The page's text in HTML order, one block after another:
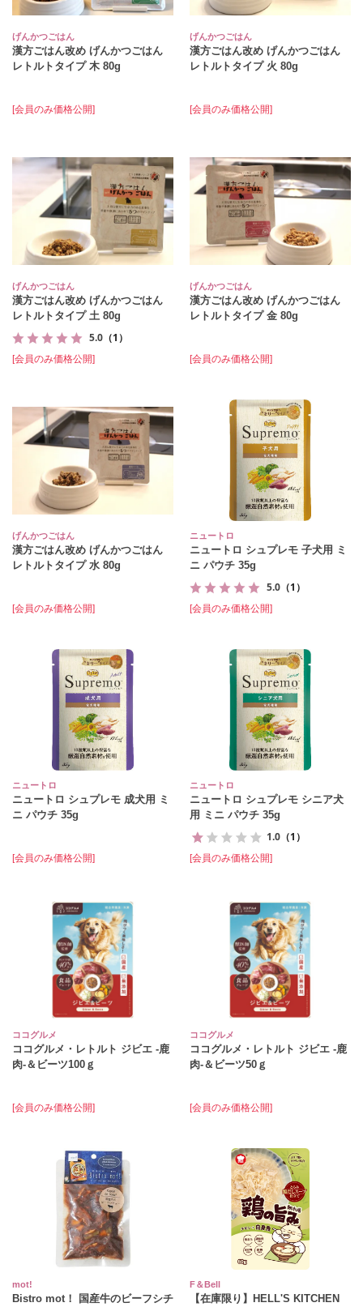
げんかつごはん
漢方ごはん改め げんかつごはん
レトルトタイプ 木 80g
[会員のみ価格公開]
げんかつごはん
漢方ごはん改め げんかつごはん
レトルトタイプ 火 80g
[会員のみ価格公開]
げんかつごはん
漢方ごはん改め げんかつごはん
レトルトタイプ 土 80g
5.0 （1）
[会員のみ価格公開]
げんかつごはん
漢方ごはん改め げんかつごはん
レトルトタイプ 金 80g
[会員のみ価格公開]
げんかつごはん
漢方ごはん改め げんかつごはん
レトルトタイプ 水 80g
[会員のみ価格公開]
ニュートロ
ニュートロ シュプレモ 子犬用 ミ
ニ パウチ 35g
5.0 （1）
[会員のみ価格公開]
ニュートロ
ニュートロ シュプレモ 成犬用 ミ
ニ パウチ 35g
[会員のみ価格公開]
ニュートロ
ニュートロ シュプレモ シニア犬
用 ミニ パウチ 35g
1.0 （1）
[会員のみ価格公開]
ココグルメ
ココグルメ・レトルト ジビエ ‐鹿
肉‐＆ビーツ100ｇ
[会員のみ価格公開]
ココグルメ
ココグルメ・レトルト ジビエ ‐鹿
肉‐＆ビーツ50ｇ
[会員のみ価格公開]
mot!
Bistro mot！ 国産牛のビーフシチ
F＆Bell
【在庫限り】HELL'S KITCHEN